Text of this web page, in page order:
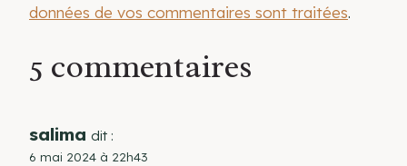
données de vos commentaires sont traitées.
5 commentaires
salima dit :
6 mai 2024 à 22h43